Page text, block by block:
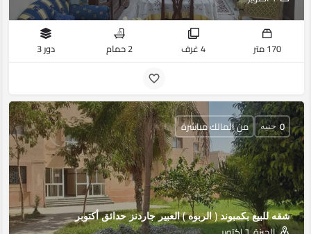
170 متر 4 غرف 2 حمام دور 3
شقه للبيع بكمبوند ( الربوه ) العبير جاردنز حدائق أكتوبر
0 جنيه من المالك مباشرة